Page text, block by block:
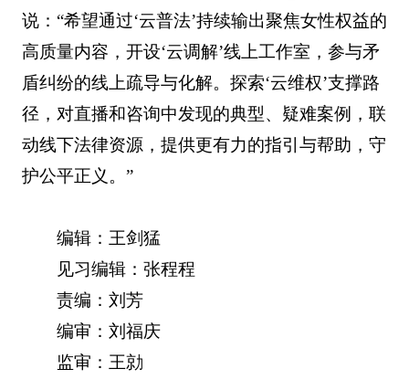
说：“希望通过‘云普法’持续输出聚焦女性权益的
高质量内容，开设‘云调解’线上工作室，参与矛
盾纠纷的线上疏导与化解。探索‘云维权’支撑路
径，对直播和咨询中发现的典型、疑难案例，联
动线下法律资源，提供更有力的指引与帮助，守
护公平正义。”
编辑：王剑猛
见习编辑：张程程
责编：刘芳
编审：刘福庆
监审：王勍